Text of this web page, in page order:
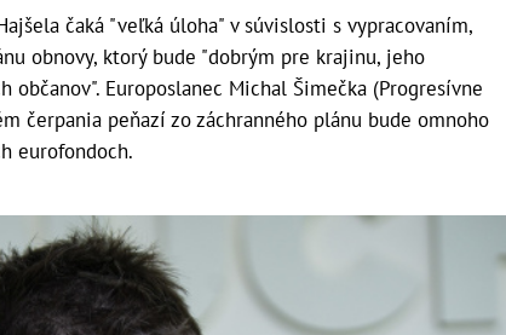
čaká "veľká úloha" v súvislosti s vypracovaním,
obnovy, ktorý bude "dobrým pre krajinu, jeho
občanov". Europoslanec Michal Šimečka (Progresívne
čerpania peňazí zo záchranného plánu bude omnoho
eurofondoch.